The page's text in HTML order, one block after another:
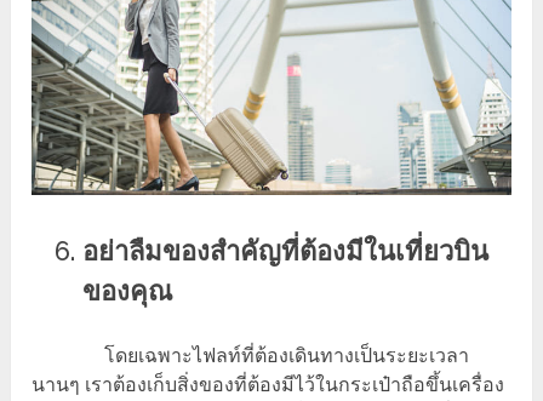
อย่าลืมของสำคัญที่ต้องมีในเที่ยวบิน
ของคุณ
โดยเฉพาะไฟลท์ที่ต้องเดินทางเป็นระยะเวลา
นานๆ เราต้องเก็บสิ่งของที่ต้องมีไว้ในกระเป๋าถือขึ้นเครื่อง